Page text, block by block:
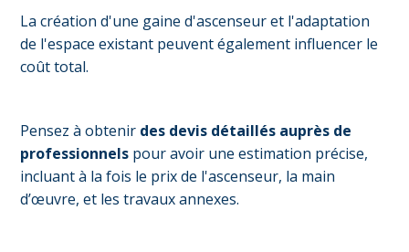
La création d'une gaine d'ascenseur et l'adaptation
de l'espace existant peuvent également influencer le
coût total.
Pensez à obtenir des devis détaillés auprès de
professionnels pour avoir une estimation précise,
incluant à la fois le prix de l'ascenseur, la main
d’œuvre, et les travaux annexes.